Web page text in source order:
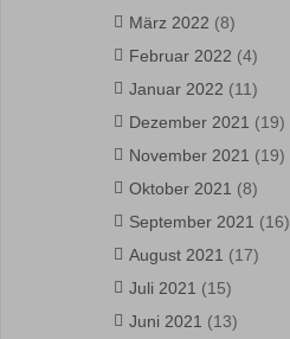
März 2022 (8)
Februar 2022 (4)
Januar 2022 (11)
Dezember 2021 (19)
November 2021 (19)
Oktober 2021 (8)
September 2021 (16)
August 2021 (17)
Juli 2021 (15)
Juni 2021 (13)